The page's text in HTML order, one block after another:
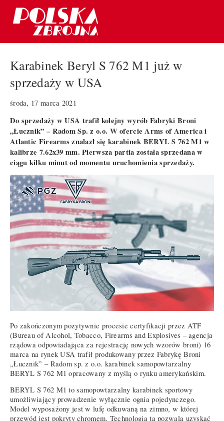
Karabinek Beryl S 762 M1 już w
sprzedaży w USA
środa, 17 marca 2021
Do sprzedaży w USA trafił kolejny wyrób Fabryki Broni
„Łucznik” – Radom Sp. z o.o. W ofercie Arms of America i
Atlantic Firearms znalazł się karabinek BERYL S 762 M1 w
kalibrze 7.62x39 mm. Pierwsza partia została sprzedana w
ciągu kilku minut od momentu uruchomienia sprzedaży.
Po zakończonym pozytywnie procesie certyfikacji przez ATF
(Bureau of Alcohol, Tobacco, Firearms and Explosives – agencja
rządowa odpowiadająca za rejestrację nowych wzorów broni) 16
marca na rynek USA trafił produkowany przez Fabrykę Broni
„Łucznik” – Radom sp. z o.o. karabinek samopowtarzalny
BERYL S 762 M1 opracowany z myślą o rynku amerykańskim.
BERYL S 762 M1 to samopowtarzalny karabinek sportowy
umożliwiający prowadzenie wyłącznie ognia pojedynczego.
Model wyposażony jest w lufę odkuwaną na zimno, w której
przewód jest pokryty chromem. Technologia ta pozwala uzyskać